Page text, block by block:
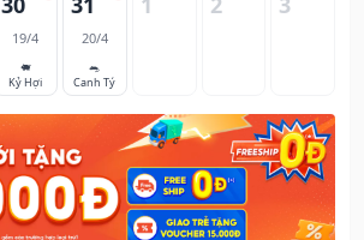
19/4
🐖
Kỷ Hợi
20/4
🐀
Canh Tý